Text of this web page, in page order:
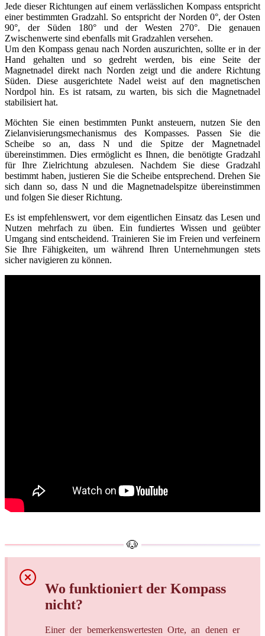
Jede dieser Richtungen auf einem verlässlichen Kompass entspricht
einer bestimmten Gradzahl. So entspricht der Norden 0°, der Osten
90°, der Süden 180° und der Westen 270°. Die genauen
Zwischenwerte sind ebenfalls mit Gradzahlen versehen.
Um den Kompass genau nach Norden auszurichten, sollte er in der
Hand gehalten und so gedreht werden, bis eine Seite der
Magnetnadel direkt nach Norden zeigt und die andere Richtung
Süden. Diese ausgerichtete Nadel weist auf den magnetischen
Nordpol hin. Es ist ratsam, zu warten, bis sich die Magnetnadel
stabilisiert hat.
Möchten Sie einen bestimmten Punkt ansteuern, nutzen Sie den
Zielanvisierungsmechanismus des Kompasses. Passen Sie die
Scheibe so an, dass N und die Spitze der Magnetnadel
übereinstimmen. Dies ermöglicht es Ihnen, die benötigte Gradzahl
für Ihre Zielrichtung abzulesen. Nachdem Sie diese Gradzahl
bestimmt haben, justieren Sie die Scheibe entsprechend. Drehen Sie
sich dann so, dass N und die Magnetnadelspitze übereinstimmen
und folgen Sie dieser Richtung.
Es ist empfehlenswert, vor dem eigentlichen Einsatz das Lesen und
Nutzen mehrfach zu üben. Ein fundiertes Wissen und geübter
Umgang sind entscheidend. Trainieren Sie im Freien und verfeinern
Sie Ihre Fähigkeiten, um während Ihren Unternehmungen stets
sicher navigieren zu können.
Wo funktioniert der Kompass
nicht?
Einer der bemerkenswertesten Orte, an denen er